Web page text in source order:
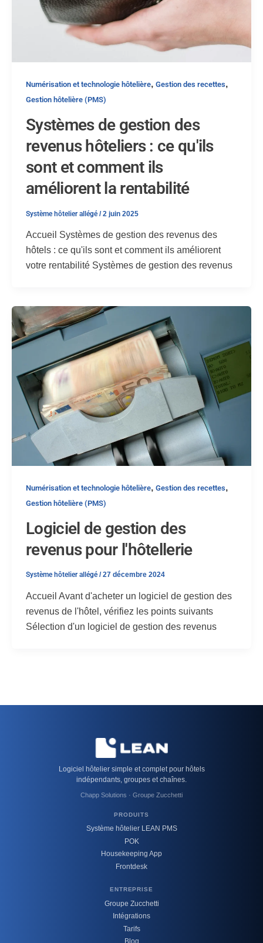
Numérisation et technologie hôtelière, Gestion des recettes,
Gestion hôtelière (PMS)
Systèmes de gestion des
revenus hôteliers : ce qu'ils
sont et comment ils
améliorent la rentabilité
Système hôtelier allégé /2 juin 2025
Accueil Systèmes de gestion des revenus des
hôtels : ce qu'ils sont et comment ils améliorent
votre rentabilité Systèmes de gestion des revenus
Numérisation et technologie hôtelière, Gestion des recettes,
Gestion hôtelière (PMS)
Logiciel de gestion des
revenus pour l'hôtellerie
Système hôtelier allégé /27 décembre 2024
Accueil Avant d'acheter un logiciel de gestion des
revenus de l'hôtel, vérifiez les points suivants
Sélection d'un logiciel de gestion des revenus
Logiciel hôtelier simple et complet pour hôtels
indépendants, groupes et chaînes.
Chapp Solutions · Groupe Zucchetti
PRODUITS
Système hôtelier LEAN PMS
POK
Housekeeping App
Frontdesk
ENTREPRISE
Groupe Zucchetti
Intégrations
Tarifs